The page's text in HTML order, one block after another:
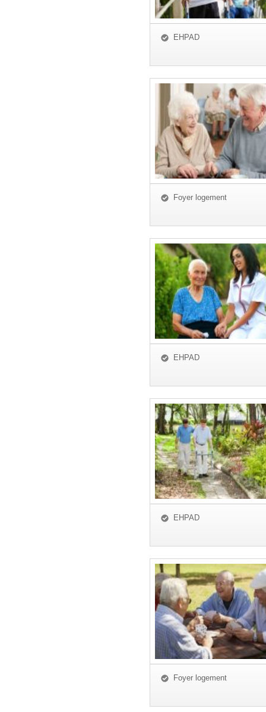
EHPAD
Foyer logement
EHPAD
EHPAD
Foyer logement